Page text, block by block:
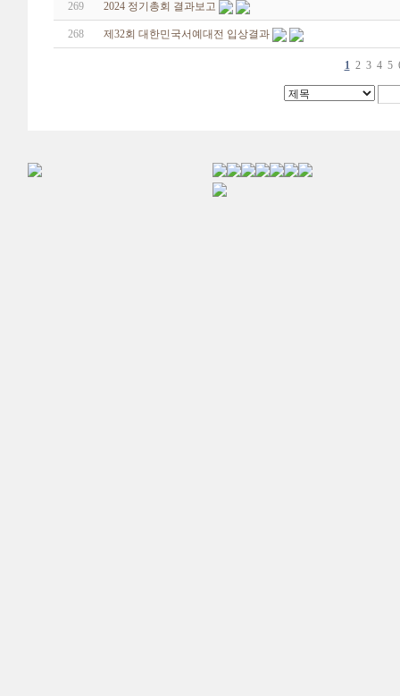
269 2024 정기총회 결과보고
268 제32회 대한민국서예대전 입상결과
1 2 3 4 5